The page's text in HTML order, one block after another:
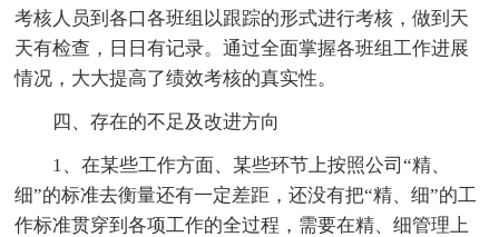
考核人员到各口各班组以跟踪的形式进行考核，做到天
天有检查，日日有记录。通过全面掌握各班组工作进展
情况，大大提高了绩效考核的真实性。
四、存在的不足及改进方向
1、在某些工作方面、某些环节上按照公司“精、
细”的标准去衡量还有一定差距，还没有把“精、细”的工
作标准贯穿到各项工作的全过程，需要在精、细管理上